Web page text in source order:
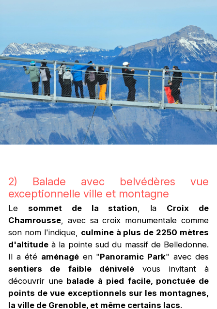
2) Balade avec belvédères vue
exceptionnelle ville et montagne
Le sommet de la station, la Croix de
Chamrousse, avec sa croix monumentale comme
son nom l'indique, culmine à plus de 2250 mètres
d'altitudeà la pointe sud du massif de Belledonne.
Il a été aménagéen "Panoramic Park" avec des
sentiers de faible dénivelé vous invitant à
découvrir une balade à pied facile, ponctuée de
points de vue exceptionnels sur les montagnes,
la ville de Grenoble, et même certains lacs.